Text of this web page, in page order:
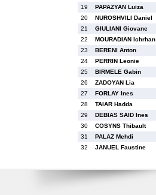
19
PAPAZYAN Luiza
20
NUROSHVILI Daniel
21
GIULIANI Giovane
22
MOURADIAN Ichrhan
23
BERENI Anton
24
PERRIN Leonie
25
BIRMELE Gabin
26
ZADOYAN Lia
27
FORLAY Ines
28
TAIAR Hadda
29
DEBIAS SAID Ines
30
COSYNS Thibault
31
PALAZ Mehdi
32
JANUEL Faustine